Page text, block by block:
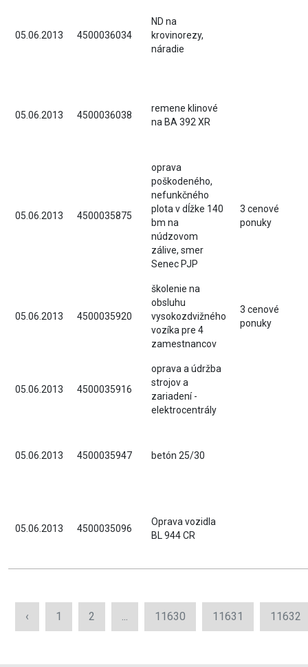
05.06.2013 4500036034
ND na
krovinorezy,
náradie
05.06.2013 4500036038
remene klinové
na BA 392 XR
05.06.2013 4500035875
oprava
poškodeného,
nefunkčného
plota v dĺžke 140
bm na
núdzovom
zálive, smer
Senec PJP
3 cenové
ponuky
05.06.2013 4500035920
školenie na
obsluhu
vysokozdvižného
vozíka pre 4
zamestnancov
3 cenové
ponuky
05.06.2013 4500035916
oprava a údržba
strojov a
zariadení -
elektrocentrály
05.06.2013 4500035947 betón 25/30
05.06.2013 4500035096
Oprava vozidla
BL 944 CR
‹ 1 2 ... 11630 11631 11632